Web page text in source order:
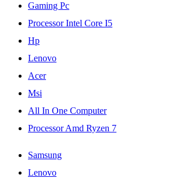
Gaming Pc
Processor Intel Core I5
Hp
Lenovo
Acer
Msi
All In One Computer
Processor Amd Ryzen 7
Samsung
Lenovo